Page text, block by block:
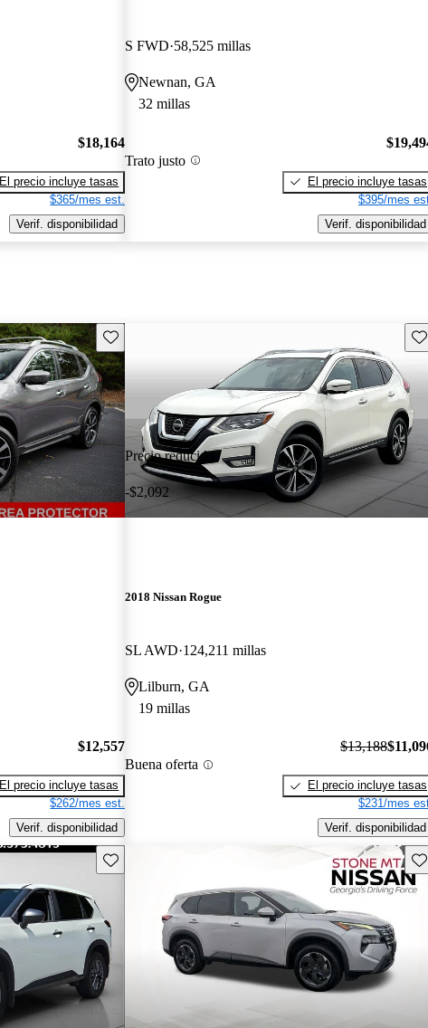
$18,164
El precio incluye tasas
$365/mes est.
Verif. disponibilidad
S FWD 58,525 millas
Newnan, GA
32 millas
Trato justo
El precio incluye tasas
$395/mes
Verif. disponibilidad
Guarda este Aviso
$12,557
El precio incluye tasas
$262/mes est.
Verif. disponibilidad
Precio reducido
-$2,092
2018 Nissan Rogue
SL AWD 124,211 millas
Lilburn, GA
19 millas
Buena oferta
$13,188
El precio incluye tasas
$231/mes
Verif. disponibilidad
Guarda este Aviso